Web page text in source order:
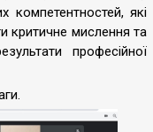
які
критичне мислення та
професійної